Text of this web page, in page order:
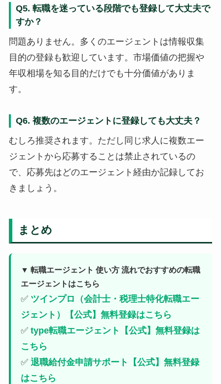
Q5. 転職を迷っている段階でも登録して大丈夫で
すか？
問題ありません。多くのエージェントは情報収集
目的の登録も歓迎しています。市場価値の把握や
年収相場を知る目的だけでも十分価値がありま
す。
Q6. 複数のエージェントに登録しても大丈夫？
むしろ推奨されます。ただし同じ求人に複数エー
ジェントから応募することは禁止されているの
で、応募先はどのエージェント経由か記録してお
きましょう。
まとめ
▼ 転職エージェント 使い方 流れでおすすめの転職
エージェントはこちら
✅ ツインプロ（会計士・税理士特化転職エー
ジェント）【公式】無料登録はこちら
✅ type転職エージェント【公式】無料登録は
こちら
✅ 退職給付金申請サポート【公式】無料登録
はこちら